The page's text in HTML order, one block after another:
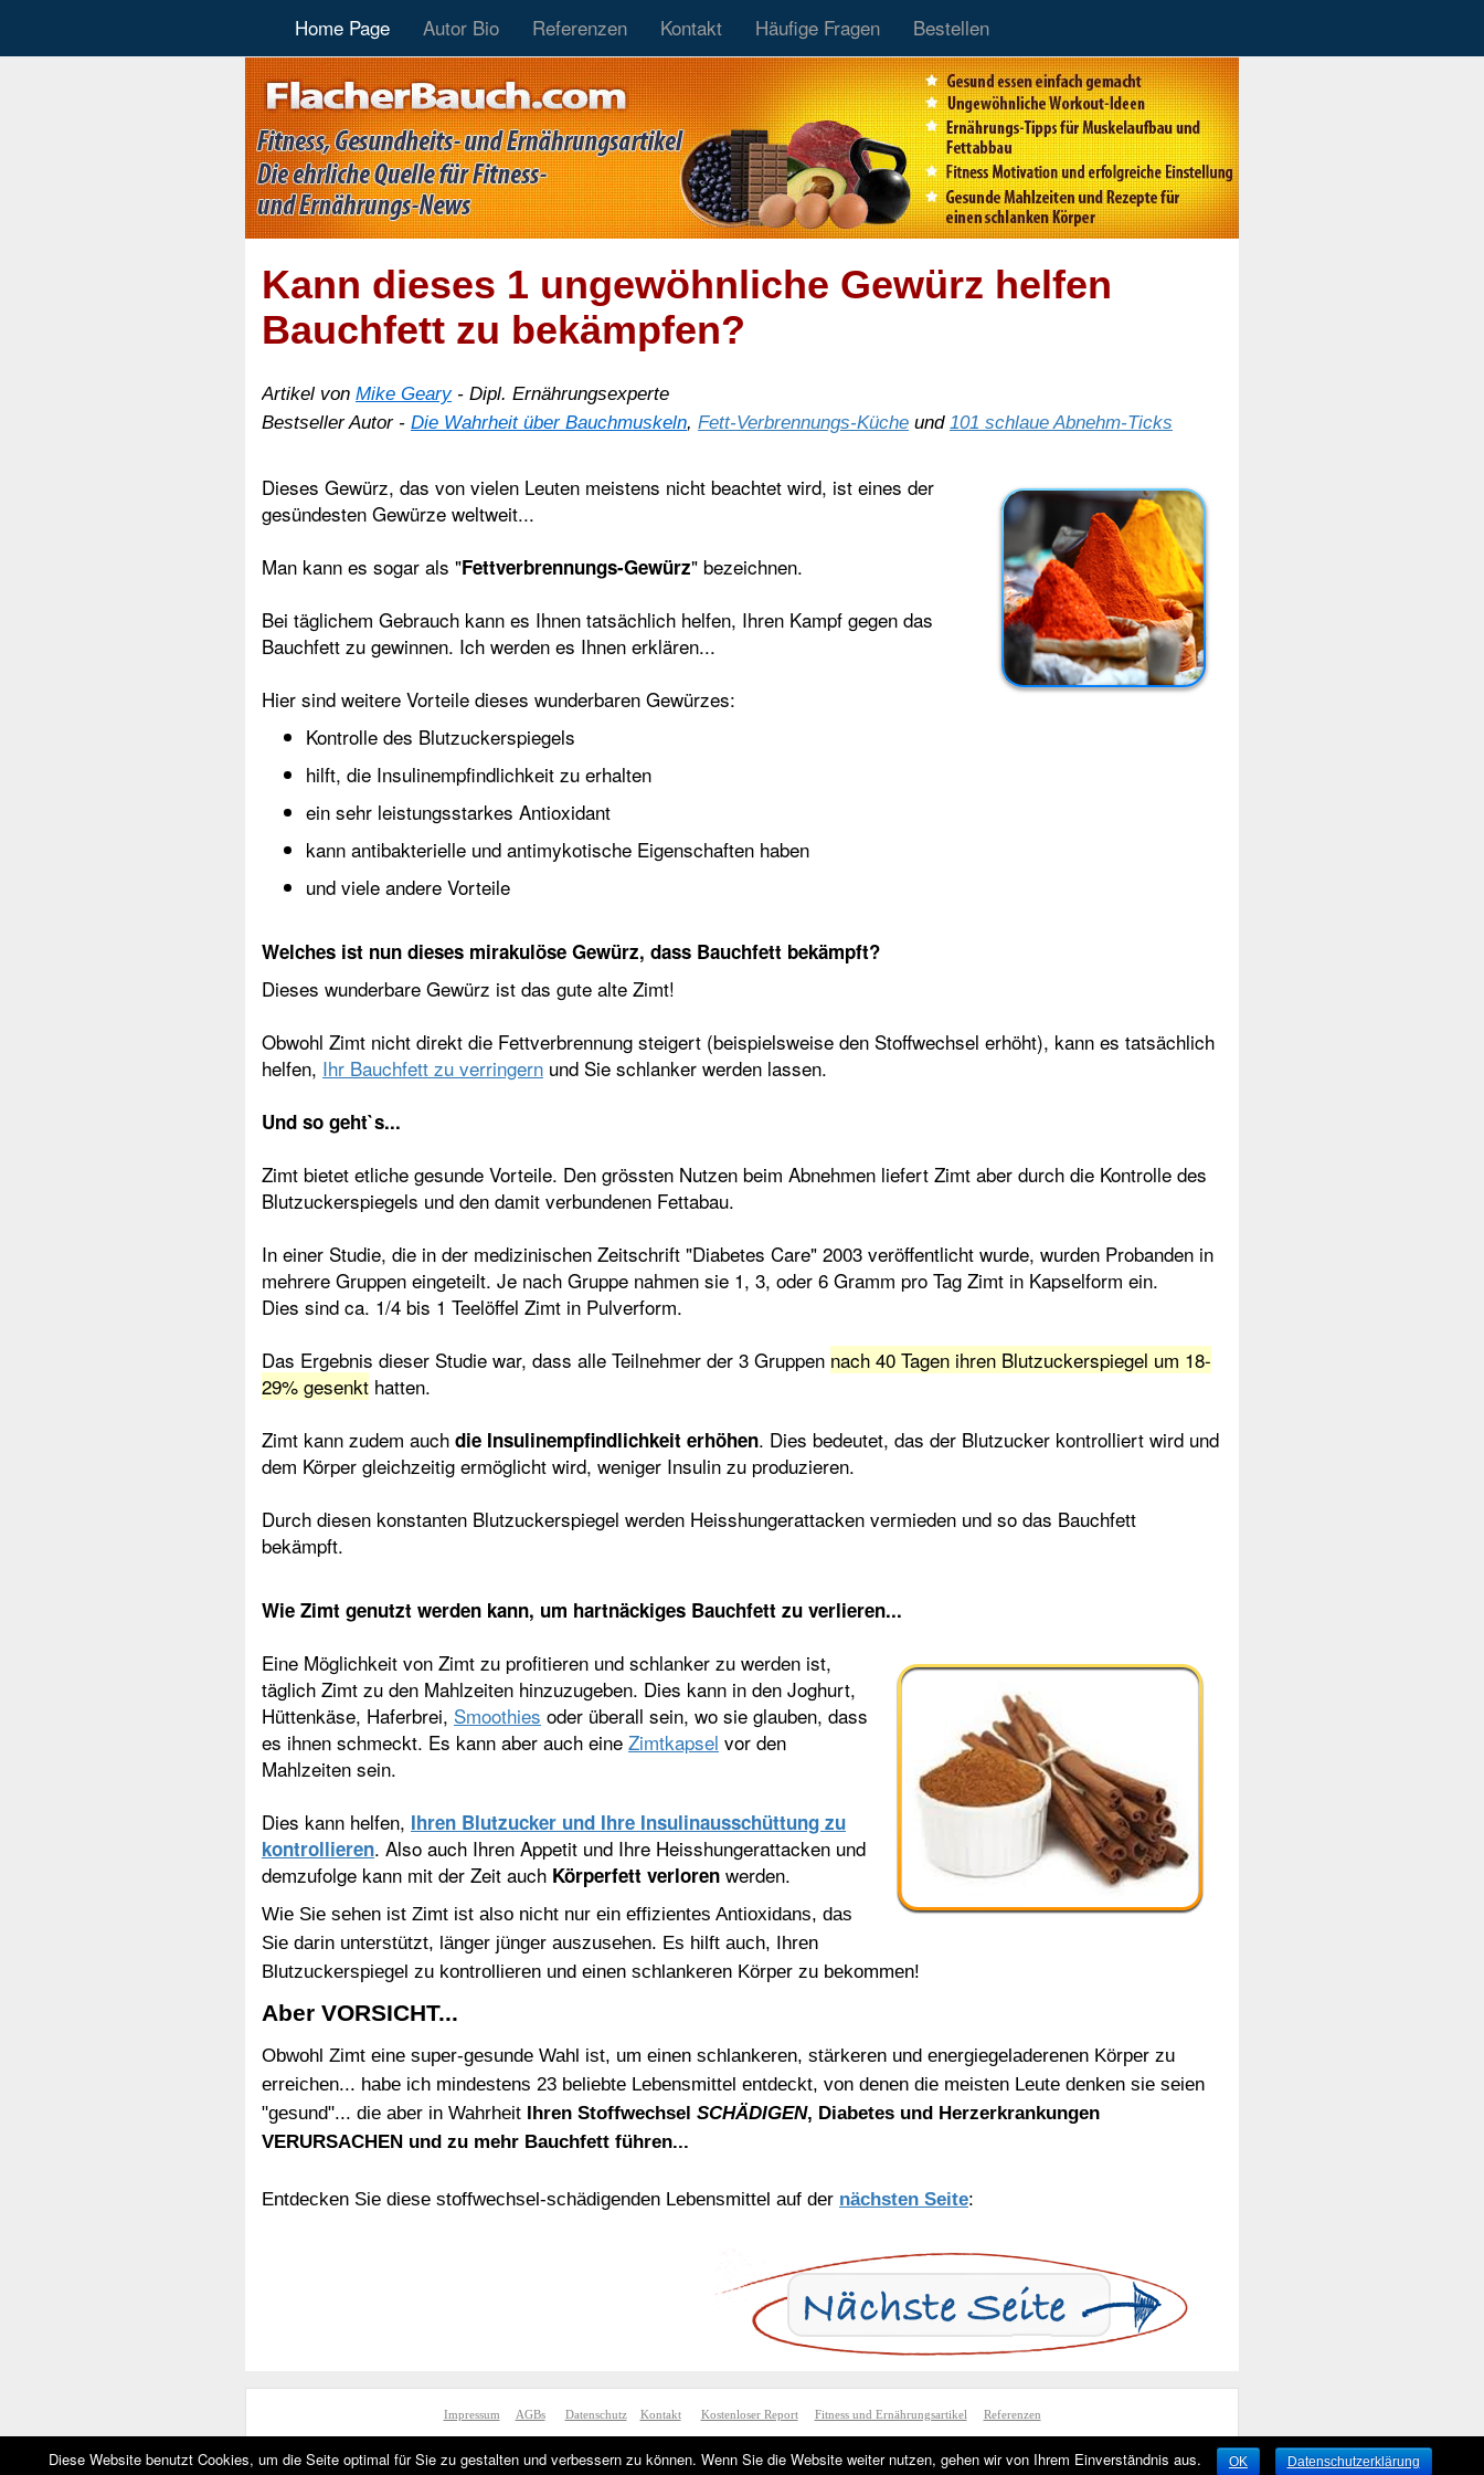
Home Page Autor Bio Referenzen Kontakt Häufige Fragen Bestellen
Kann dieses 1 ungewöhnliche Gewürz helfen
Bauchfett zu bekämpfen?
Artikel von Mike Geary - Dipl. Ernährungsexperte
Bestseller Autor - Die Wahrheit über Bauchmuskeln, Fett-Verbrennungs-Küche und 101 schlaue Abnehm-Ticks
Dieses Gewürz, das von vielen Leuten meistens nicht beachtet wird, ist eines der
gesündesten Gewürze weltweit...
Man kann es sogar als "Fettverbrennungs-Gewürz" bezeichnen.
Bei täglichem Gebrauch kann es Ihnen tatsächlich helfen, Ihren Kampf gegen das
Bauchfett zu gewinnen. Ich werden es Ihnen erklären...
Hier sind weitere Vorteile dieses wunderbaren Gewürzes:
Kontrolle des Blutzuckerspiegels
hilft, die Insulinempfindlichkeit zu erhalten
ein sehr leistungsstarkes Antioxidant
kann antibakterielle und antimykotische Eigenschaften haben
und viele andere Vorteile
Welches ist nun dieses mirakulöse Gewürz, dass Bauchfett bekämpft?
Dieses wunderbare Gewürz ist das gute alte Zimt!
Obwohl Zimt nicht direkt die Fettverbrennung steigert (beispielsweise den Stoffwechsel erhöht), kann es tatsächlich
helfen, Ihr Bauchfett zu verringern und Sie schlanker werden lassen.
Und so geht`s...
Zimt bietet etliche gesunde Vorteile. Den grössten Nutzen beim Abnehmen liefert Zimt aber durch die Kontrolle des
Blutzuckerspiegels und den damit verbundenen Fettabau.
In einer Studie, die in der medizinischen Zeitschrift "Diabetes Care" 2003 veröffentlicht wurde, wurden Probanden in
mehrere Gruppen eingeteilt. Je nach Gruppe nahmen sie 1, 3, oder 6 Gramm pro Tag Zimt in Kapselform ein.
Dies sind ca. 1/4 bis 1 Teelöffel Zimt in Pulverform.
Das Ergebnis dieser Studie war, dass alle Teilnehmer der 3 Gruppen nach 40 Tagen ihren Blutzuckerspiegel um 18-
29% gesenkt hatten.
Zimt kann zudem auch die Insulinempfindlichkeit erhöhen. Dies bedeutet, das der Blutzucker kontrolliert wird und
dem Körper gleichzeitig ermöglicht wird, weniger Insulin zu produzieren.
Durch diesen konstanten Blutzuckerspiegel werden Heisshungerattacken vermieden und so das Bauchfett
bekämpft.
Wie Zimt genutzt werden kann, um hartnäckiges Bauchfett zu verlieren...
Eine Möglichkeit von Zimt zu profitieren und schlanker zu werden ist,
täglich Zimt zu den Mahlzeiten hinzuzugeben. Dies kann in den Joghurt,
Hüttenkäse, Haferbrei, Smoothies oder überall sein, wo sie glauben, dass
es ihnen schmeckt. Es kann aber auch eine Zimtkapsel vor den
Mahlzeiten sein.
Dies kann helfen, Ihren Blutzucker und Ihre Insulinausschüttung zu
kontrollieren. Also auch Ihren Appetit und Ihre Heisshungerattacken und
demzufolge kann mit der Zeit auch Körperfett verloren werden.
Wie Sie sehen ist Zimt ist also nicht nur ein effizientes Antioxidans, das
Sie darin unterstützt, länger jünger auszusehen. Es hilft auch, Ihren
Blutzuckerspiegel zu kontrollieren und einen schlankeren Körper zu bekommen!
Aber VORSICHT...
Obwohl Zimt eine super-gesunde Wahl ist, um einen schlankeren, stärkeren und energiegeladerenen Körper zu
erreichen... habe ich mindestens 23 beliebte Lebensmittel entdeckt, von denen die meisten Leute denken sie seien
"gesund"... die aber in Wahrheit Ihren Stoffwechsel SCHÄDIGEN, Diabetes und Herzerkrankungen
VERURSACHEN und zu mehr Bauchfett führen...
Entdecken Sie diese stoffwechsel-schädigenden Lebensmittel auf der nächsten Seite:
Impressum AGBs Datenschutz Kontakt Kostenloser Report Fitness und Ernährungsartikel Referenzen
Diese Website benutzt Cookies, um die Seite optimal für Sie zu gestalten und verbessern zu können. Wenn Sie die Website weiter nutzen, gehen wir von Ihrem Einverständnis aus. OK Datenschutzerklärung